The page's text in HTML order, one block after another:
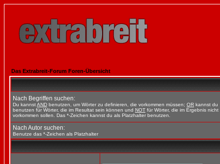
Das Extrabreit-Forum Foren-Übersicht
Nach Begriffen suchen:
Du kannstAND benutzen, um Wörter zu definieren, die vorkommen müssen; OR kannst du
benutzen für Wörter, die im Resultat sein können und NOT für Wörter, die im Ergebnis nicht
vorkommen sollen. Das *-Zeichen kannst du als Platzhalter benutzen.
Nach Autor suchen:
Benutze das *-Zeichen als Platzhalter